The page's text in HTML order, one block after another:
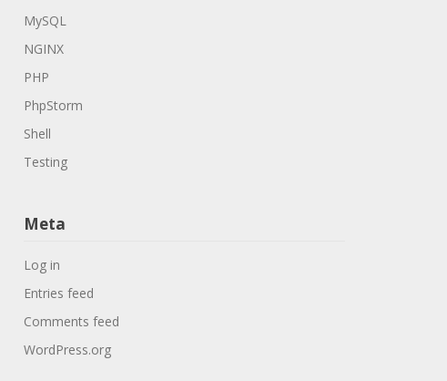
MySQL
NGINX
PHP
PhpStorm
Shell
Testing
Meta
Log in
Entries feed
Comments feed
WordPress.org